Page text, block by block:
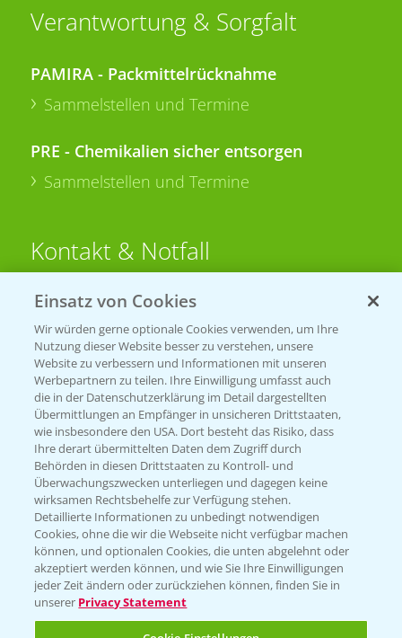
Verantwortung & Sorgfalt
PAMIRA - Packmittelrücknahme
Sammelstellen und Termine
PRE - Chemikalien sicher entsorgen
Sammelstellen und Termine
Kontakt & Notfall
Beratung auf WhatsApp
T.+49 (0)174 346 564 1
KONTAKT
Hilfe in Notfällen
T.+49 (0)214/30-20220
Folgen Sie uns
Einsatz von Cookies
Wir würden gerne optionale Cookies verwenden, um Ihre
Nutzung dieser Website besser zu verstehen, unsere
Website zu verbessern und Informationen mit unseren
Werbepartnern zu teilen. Ihre Einwilligung umfasst auch
die in der Datenschutzerklärung im Detail dargestellten
Übermittlungen an Empfänger in unsicheren Drittstaaten,
wie insbesondere den USA. Dort besteht das Risiko, dass
Ihre derart übermittelten Daten dem Zugriff durch
Behörden in diesen Drittstaaten zu Kontroll- und
Überwachungszwecken unterliegen und dagegen keine
wirksamen Rechtsbehelfe zur Verfügung stehen.
Detaillierte Informationen zu unbedingt notwendigen
Cookies, ohne die wir die Webseite nicht verfügbar machen
können, und optionalen Cookies, die unten abgelehnt oder
akzeptiert werden können, und wie Sie Ihre Einwilligungen
jeder Zeit ändern oder zurückziehen können, finden Sie in
unserer Privacy Statement